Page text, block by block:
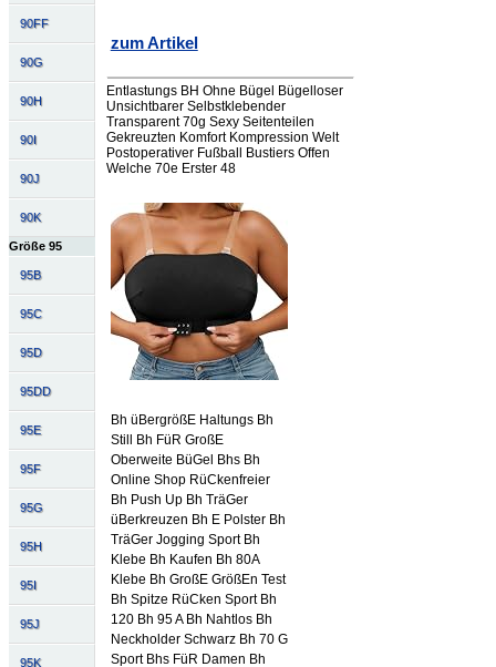
90FF
90G
90H
90I
90J
90K
Größe 95
95B
95C
95D
95DD
95E
95F
95G
95H
95I
95J
95K
zum Artikel
Entlastungs BH Ohne Bügel Bügelloser
Unsichtbarer Selbstklebender
Transparent 70g Sexy Seitenteilen
Gekreuzten Komfort Kompression Welt
Postoperativer Fußball Bustiers Offen
Welche 70e Erster 48
Bh üBergrößE Haltungs Bh
Still Bh FüR GroßE
Oberweite BüGel Bhs Bh
Online Shop RüCkenfreier
Bh Push Up Bh TräGer
üBerkreuzen Bh E Polster Bh
TräGer Jogging Sport Bh
Klebe Bh Kaufen Bh 80A
Klebe Bh GroßE GrößEn Test
Bh Spitze RüCken Sport Bh
120 Bh 95 A Bh Nahtlos Bh
Neckholder Schwarz Bh 70 G
Sport Bhs FüR Damen Bh